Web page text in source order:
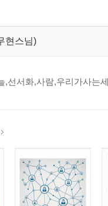
현스님)
,선서화,사람,우리가사는